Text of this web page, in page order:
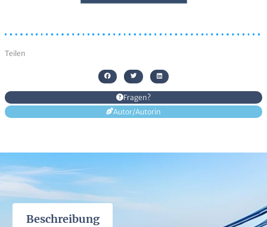
Teilen
Fragen?
Autor/Autorin
Beschreibung